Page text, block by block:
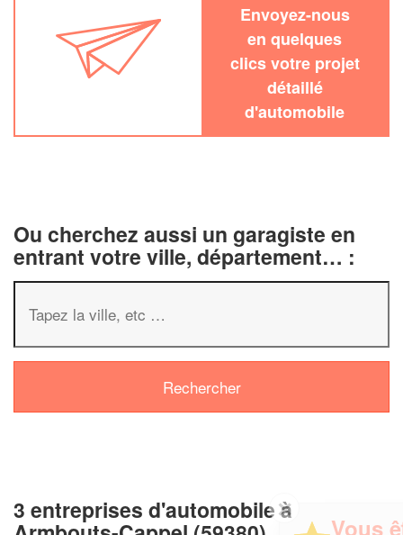
Envoyez-nous
en quelques
clics votre projet
détaillé
d'automobile
Ou cherchez aussi un garagiste en
entrant votre ville, département… :
3 entreprises d'automobile à
✕
Vous êtes un